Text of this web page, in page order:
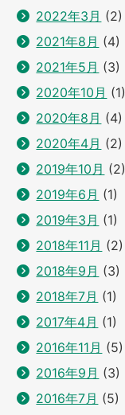
2022年3月 (2)
2021年8月 (4)
2021年5月 (3)
2020年10月 (1)
2020年8月 (4)
2020年4月 (2)
2019年10月 (2)
2019年6月 (1)
2019年3月 (1)
2018年11月 (2)
2018年9月 (3)
2018年7月 (1)
2017年4月 (1)
2016年11月 (5)
2016年9月 (3)
2016年7月 (5)